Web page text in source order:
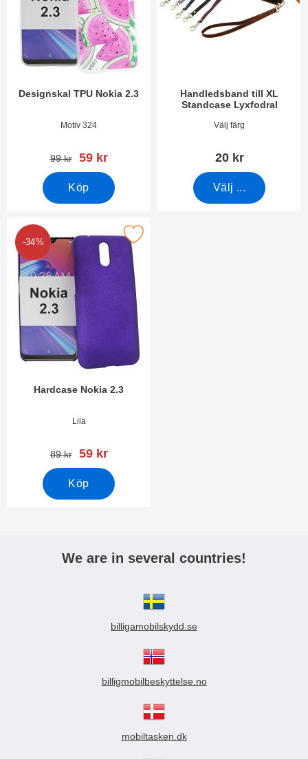
Designskal TPU Nokia 2.3
Art. nr 37701Motiv 324
tidigare pris
99 kr rea pris
59 kr
Köp
Handledsband till XL
Standcase Lyxfodral
Art. nr 50276Välj färg
20 kr
Välj ...
-34%
Hardcase Nokia 2.3
Lila
tidigare pris
89 kr rea pris
59 kr
Köp
Makera hardcase Nokia 2.3 som favorit
We are in several countries!
billigamobilskydd.se
billigmobilbeskyttelse.no
mobiltasken.dk